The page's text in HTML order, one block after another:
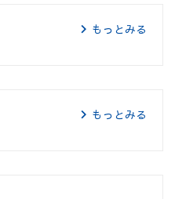
もっとみる
もっとみる